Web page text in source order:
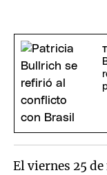
El viernes 25